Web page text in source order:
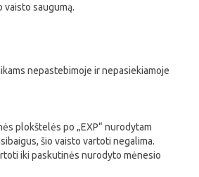
vaisto saugumą.
nepastebimoje ir nepasiekiamoje
plokštelės po „EXP“ nurodytam
šio vaisto vartoti negalima.
iki paskutinės nurodyto mėnesio